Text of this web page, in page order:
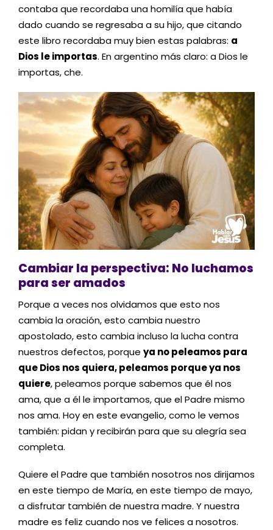
contaba que recordaba una homilía que había
dado cuando se regresaba a su hijo, que citando
este libro recordaba muy bien estas palabras: a
Dios le importas. En argentino más claro: a Dios le
importas, che.
Cambiar la perspectiva: No luchamos
para ser amados
Porque a veces nos olvidamos que esto nos
cambia la oración, esto cambia nuestro
apostolado, esto cambia incluso la lucha contra
nuestros defectos, porque ya no peleamos para
que Dios nos quiera, peleamos porque ya nos
quiere, peleamos porque sabemos que él nos
ama, que a él le importamos, que el Padre mismo
nos ama. Hoy en este evangelio, como le vemos
también: pidan y recibirán para que su alegría sea
completa.
Quiere el Padre que también nosotros nos dirijamos
en este tiempo de María, en este tiempo de mayo,
a disfrutar también de nuestra madre. Y nuestra
madre es feliz cuando nos ve felices a nosotros.